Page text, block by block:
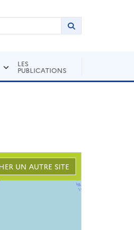
Inventaire Rechercher
Lancer la
LES
PUBLICATIONS
UN AUTRE SITE